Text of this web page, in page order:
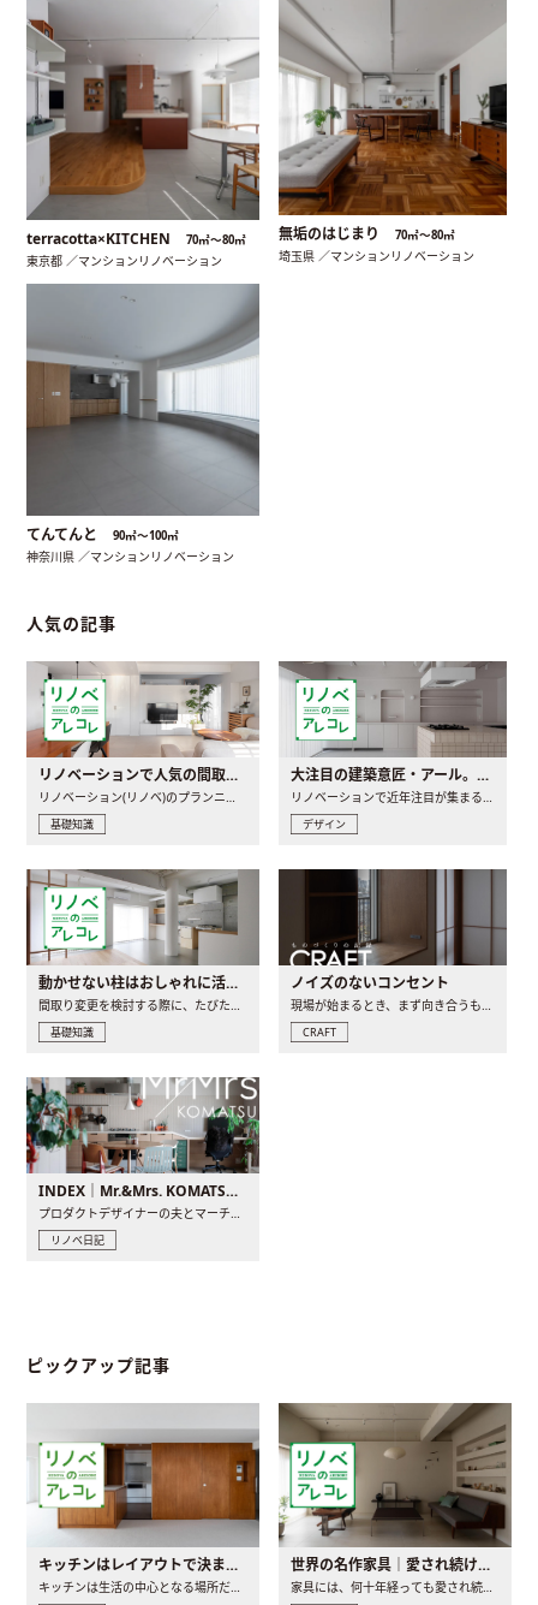
terracotta×KITCHEN 70㎡〜80㎡
東京都 ／マンションリノベーション
無垢のはじまり 70㎡〜80㎡
埼玉県 ／マンションリノベーション
てんてんと 90㎡〜100㎡
神奈川県 ／マンションリノベーション
人気の記事
リノベーションで人気の間取りとは？トレンドの間取りと実例を徹底解説
リノベーション(リノベ)のプランニングで一番最初に決めるのは..
基礎知識
大注目の建築意匠・アール。人気の理由と空間に取り入れるポイント
リノベーションで近年注目が集まる建築意匠の一つであるアール..
デザイン
動かせない柱はおしゃれに活用！柱を魅せるリノベーション(リノベ)4選
間取り変更を検討する際に、たびたび皆さんの頭を悩ませる動か..
基礎知識
ノイズのないコンセント
現場が始まるとき、まず向き合うものの一つがコンセントです..
CRAFT
INDEX｜Mr.&Mrs. KOMATSU renovation diary
プロダクトデザイナーの夫とマーチャンダイザーの妻が、夫婦で..
リノベ日記
ピックアップ記事
キッチンはレイアウトで決まる。後悔しないための考え方と選び方
キッチンは生活の中心となる場所だからこそ、家の中のどこに置..
世界の名作家具｜愛され続ける理由と一生モノとの出会い方
家具には、何十年経っても愛され続ける「名作」と呼ばれるもの..